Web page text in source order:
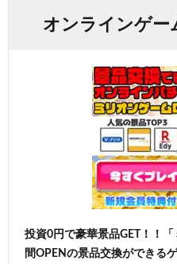
オンラインゲー
投資0円で豪華景品GET！！
間OPENの景品交換ができる